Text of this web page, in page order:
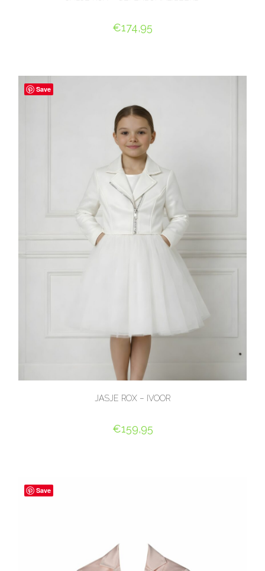
€174,95
Save
JASJE ROX – IVOOR
€159,95
Save